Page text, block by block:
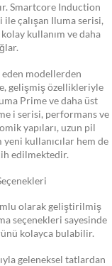
Smartcore Induction
ile çalışan Iluma serisi,
kullanım ve daha
modellerden
gelişmiş özellikleriyle
Prime ve daha üst
i serisi, performans ve
yapıları, uzun pil
kullanıcılar hem de
edilmektedir.
olarak geliştirilmiş
seçenekleri sayesinde
kolayca bulabilir.
geleneksel tatlardan